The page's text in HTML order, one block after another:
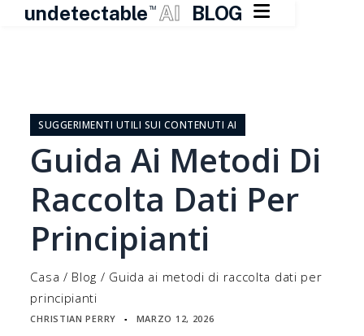
undetectable TM AI BLOG 
contenutoSUGGERIMENTI UTILI SUI CONTENUTI AI
Guida Ai Metodi Di
Raccolta Dati Per
Principianti
Casa / Blog / Guida ai metodi di raccolta dati per
principianti
CHRISTIAN PERRY ▪ MARZO 12, 2026